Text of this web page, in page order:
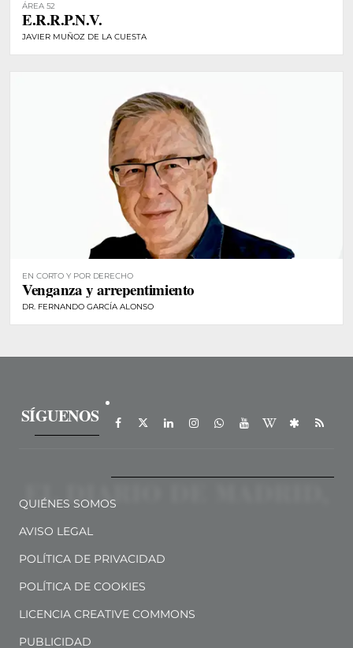
ÁREA 52
E.R.R.P.N.V.
JAVIER MUÑOZ DE LA CUESTA
EN CORTO Y POR DERECHO
Venganza y arrepentimiento
DR. FERNANDO GARCÍA ALONSO
SÍGUENOS
QUIÉNES SOMOS
AVISO LEGAL
POLÍTICA DE PRIVACIDAD
POLÍTICA DE COOKIES
LICENCIA CREATIVE COMMONS
PUBLICIDAD